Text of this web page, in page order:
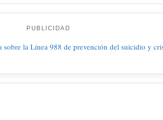
PUBLICIDAD